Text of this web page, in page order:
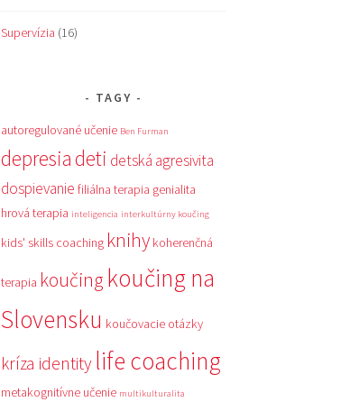
Supervízia (16)
TAGY
autoregulované učenie Ben Furman
depresiadeti detská agresivita
dospievanie filiálna terapia genialita
hrová terapia inteligencia interkultúrny koučing
kids' skills coaching knihy koherenčná
terapia koučing koučing na
Slovensku koučovacie otázky
kríza identity life coaching
metakognitívne učenie multikulturalita